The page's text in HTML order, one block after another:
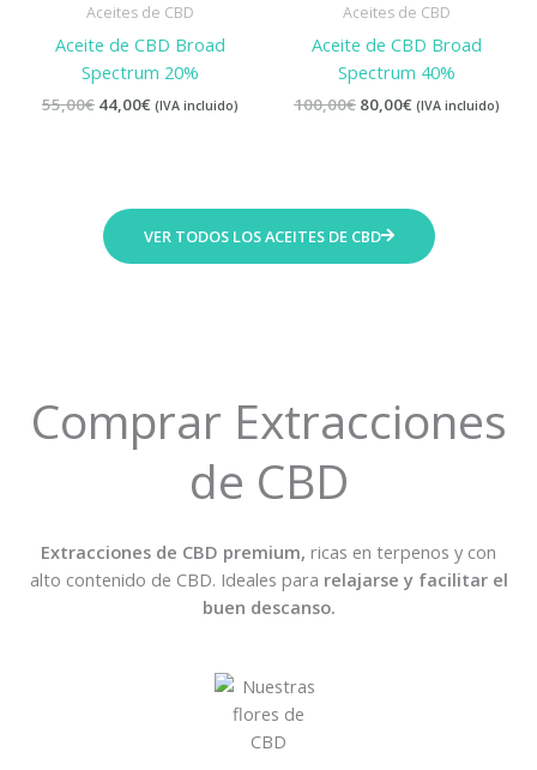
Aceites de CBD
Aceite de CBD Broad
Spectrum 20%
55,00€
era:
55,00€.
44,00€
es:
44,00€.
(IVA incluido)
Aceites de CBD
Aceite de CBD Broad
Spectrum 40%
100,00€
era:
100,00€.
80,00€
es:
80,00€.
(IVA incluido)
VER TODOS LOS ACEITES DE CBD
Comprar Extracciones
de CBD
Extracciones de CBD premium, ricas en terpenos y con
alto contenido de CBD. Ideales para relajarse y facilitar el
buen descanso.